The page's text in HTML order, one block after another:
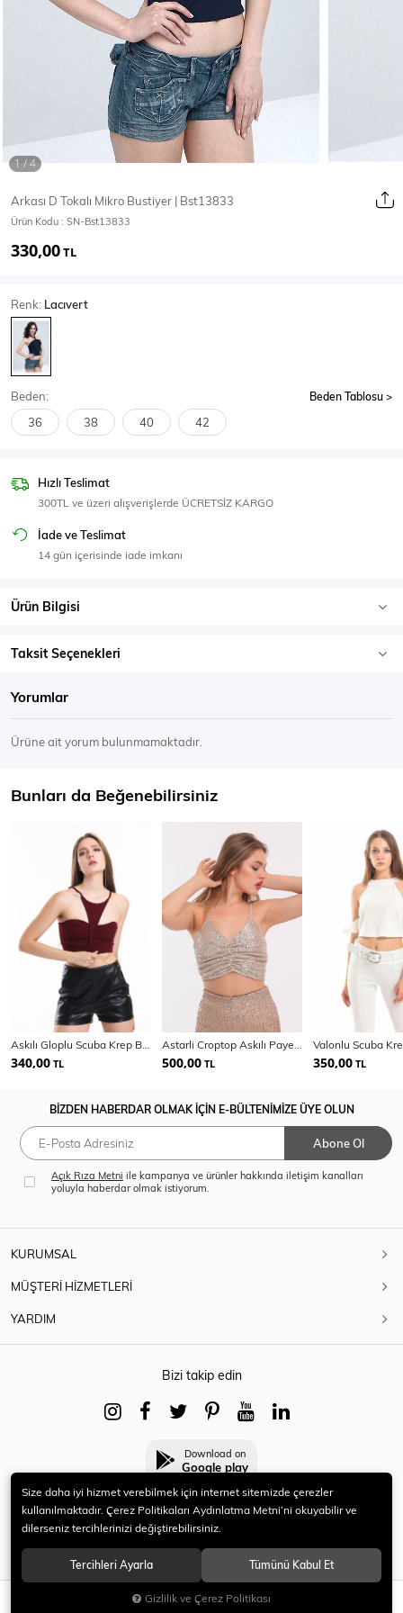
Mont & Kaban Yağmurluk
T-Shirt
Body
SPOR GİYİM
Eşofman Üstü
Arkası D Tokalı Mikro Bustiyer | Bst13833
Ürün Kodu : SN-Bst13833
330,00TL
Renk: Lacıvert
Beden: Beden Tablosu
36 38 40 42
SEPETE EKLE
Hızlı Teslimat
300TL ve üzeri alışverişlerde ÜCRETSİZ KARGO
İade ve Teslimat
14 gün içerisinde iade imkanı
Ürün Bilgisi
Taksit Seçenekleri
Yorumlar
Ürüne ait yorum bulunmamaktadır.
Bunları da Beğenebilirsiniz
340,00 TL 500,00 TL 350,00 TL
BİZDEN HABERDAR OLMAK İÇİN E-BÜLTENİMİZE ÜYE OLUN
Abone Ol
Açık Rıza Metni ile kampanya ve ürünler hakkında iletişim kanalları
yoluyla haberdar olmak istiyorum.
KURUMSAL
MÜŞTERİ HİZMETLERİ
YARDIM
Bizi takip edin
Download on
Google play
© 2021 HERYENİ. Tüm hakları saklıdır.
Size daha iyi hizmet verebilmek için internet sitemizde çerezler
kullanılmaktadır. Çerez Politikaları Aydınlatma Metni’ni okuyabilir ve
dilerseniz tercihlerinizi değiştirebilirsiniz.
Tercihleri Ayarla Tümünü Kabul Et
Gizlilik ve Çerez Politikası